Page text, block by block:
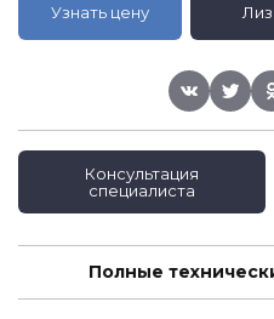
Узнать цену
Консультация
специалиста
Полные